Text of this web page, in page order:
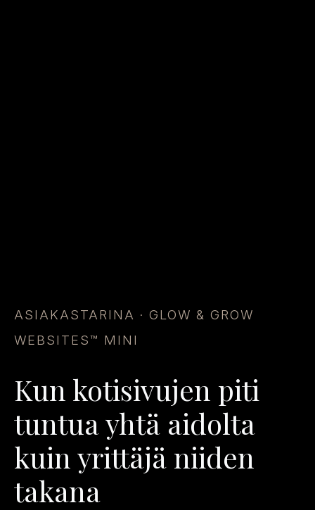
ASIAKASTARINA · GLOW & GROW
WEBSITES™ MINI
Kun kotisivujen piti
tuntua yhtä aidolta
kuin yrittäjä niiden
takana